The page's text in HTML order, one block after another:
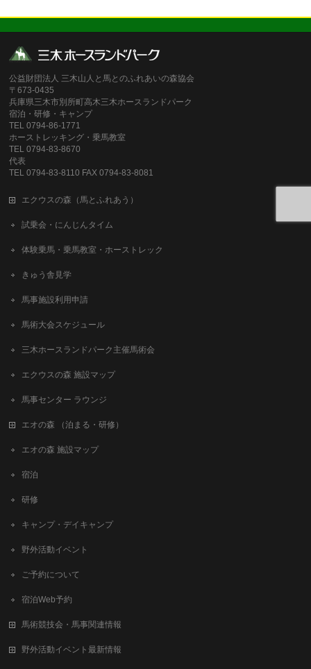
公益財団法人 三木山人と馬とのふれあいの森協会
〒673-0435
兵庫県三木市別所町高木三木ホースランドパーク
宿泊・研修・キャンプ
TEL 0794-86-1771
ホーストレッキング・乗馬教室
TEL 0794-83-8670
代表
TEL 0794-83-8110 FAX 0794-83-8081
エクウスの森（馬とふれあう）
試乗会・にんじんタイム
体験乗馬・乗馬教室・ホーストレック
きゅう舎見学
馬事施設利用申請
馬術大会スケジュール
三木ホースランドパーク主催馬術会
エクウスの森 施設マップ
馬事センター ラウンジ
エオの森 （泊まる・研修）
エオの森 施設マップ
宿泊
研修
キャンプ・デイキャンプ
野外活動イベント
ご予約について
宿泊Web予約
馬術競技会・馬事関連情報
野外活動イベント最新情報